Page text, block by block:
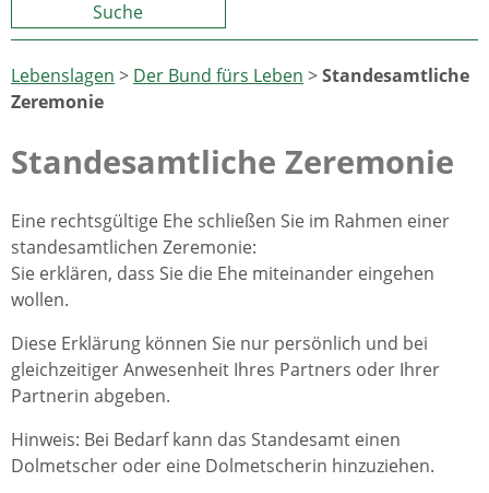
Suche
Lebenslagen > Der Bund fürs Leben >Standesamtliche
Zeremonie
Standesamtliche Zeremonie
Eine rechtsgültige Ehe schließen Sie im Rahmen einer
standesamtlichen Zeremonie:
Sie erklären, dass Sie die Ehe miteinander eingehen
wollen.
Diese Erklärung können Sie nur persönlich und bei
gleichzeitiger Anwesenheit Ihres Partners oder Ihrer
Partnerin abgeben.
Hinweis: Bei Bedarf kann das Standesamt einen
Dolmetscher oder eine Dolmetscherin hinzuziehen.